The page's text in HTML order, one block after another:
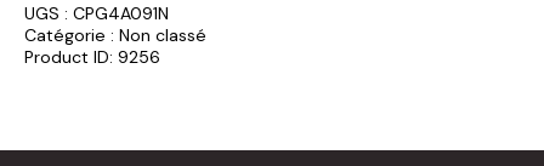
UGS : CPG4A091N
Catégorie : Non classé
Product ID: 9256